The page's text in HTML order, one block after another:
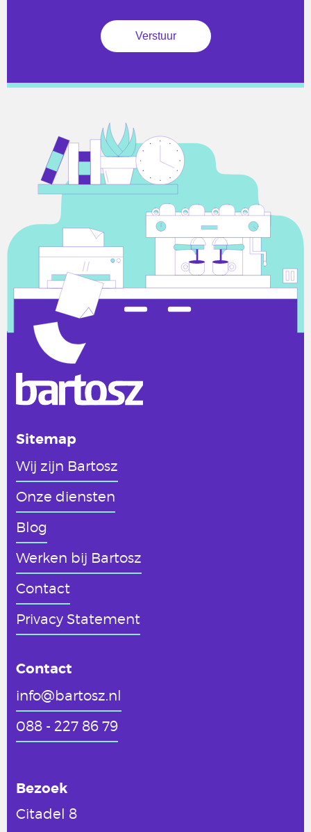
Sitemap
Wij zijn Bartosz
Onze diensten
Blog
Werken bij Bartosz
Contact
Privacy Statement
Contact
info@bartosz.nl
088 - 227 86 79
Bezoek
Citadel 8